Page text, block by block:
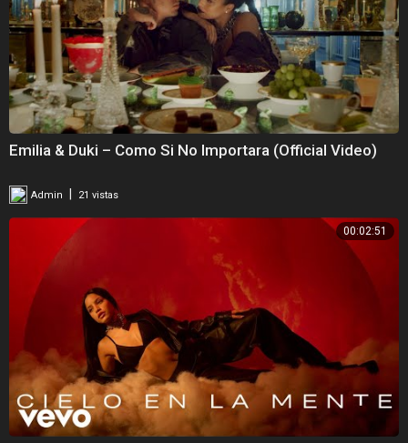
Emilia & Duki – Como Si No Importara (Official Video)
Admin 21 vistas
00:02:51